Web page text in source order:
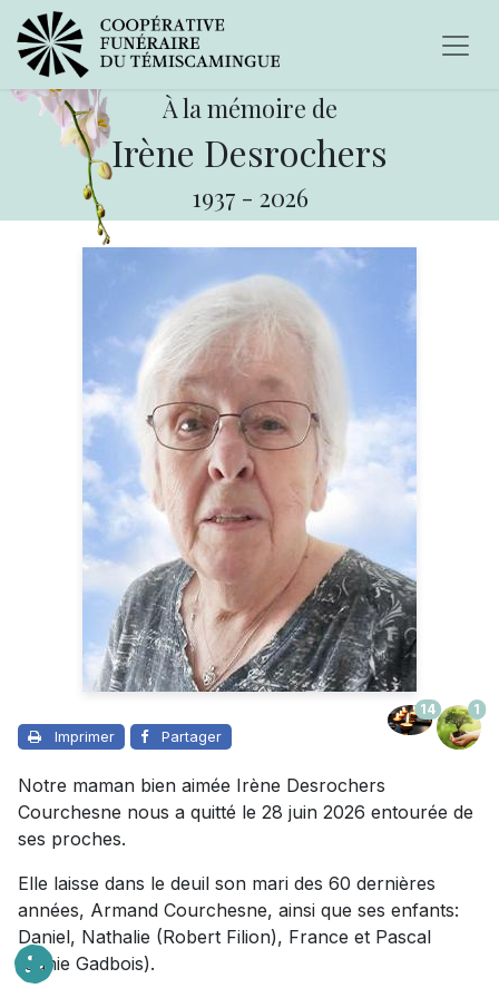
À la mémoire de
Irène Desrochers
1937 - 2026
Imprimer Partager
14 1
Notre maman bien aimée Irène Desrochers
Courchesne nous a quitté le 28 juin 2026 entourée de
ses proches.
Elle laisse dans le deuil son mari des 60 dernières
années, Armand Courchesne, ainsi que ses enfants:
Daniel, Nathalie (Robert Filion), France et Pascal
(Janie Gadbois).